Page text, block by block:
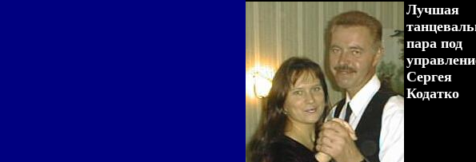
Лучшая
пара под
Сергея
Кодатко